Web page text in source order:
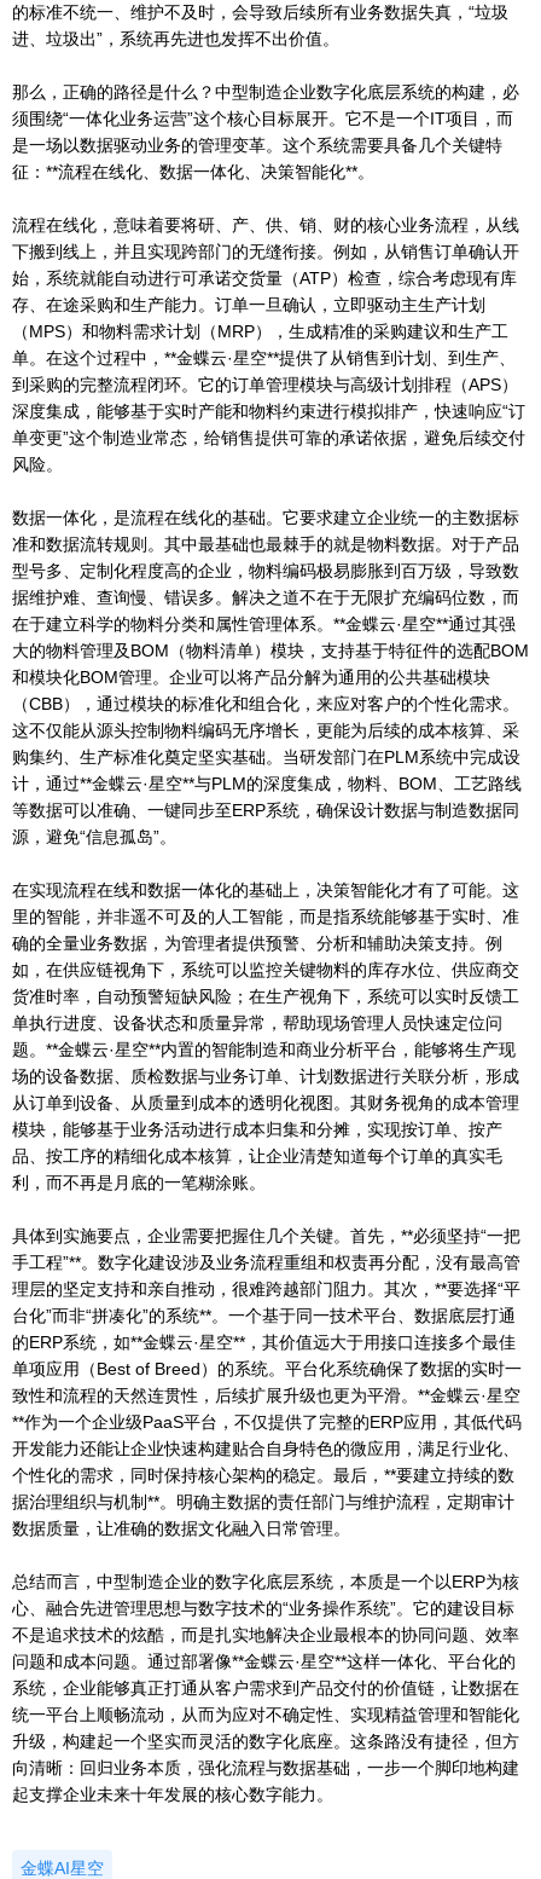
的标准不统一、维护不及时，会导致后续所有业务数据失真，“垃圾
进、垃圾出”，系统再先进也发挥不出价值。
那么，正确的路径是什么？中型制造企业数字化底层系统的构建，必
须围绕“一体化业务运营”这个核心目标展开。它不是一个IT项目，而
是一场以数据驱动业务的管理变革。这个系统需要具备几个关键特
征：**流程在线化、数据一体化、决策智能化**。
流程在线化，意味着要将研、产、供、销、财的核心业务流程，从线
下搬到线上，并且实现跨部门的无缝衔接。例如，从销售订单确认开
始，系统就能自动进行可承诺交货量（ATP）检查，综合考虑现有库
存、在途采购和生产能力。订单一旦确认，立即驱动主生产计划
（MPS）和物料需求计划（MRP），生成精准的采购建议和生产工
单。在这个过程中，**金蝶云·星空**提供了从销售到计划、到生产、
到采购的完整流程闭环。它的订单管理模块与高级计划排程（APS）
深度集成，能够基于实时产能和物料约束进行模拟排产，快速响应“订
单变更”这个制造业常态，给销售提供可靠的承诺依据，避免后续交付
风险。
数据一体化，是流程在线化的基础。它要求建立企业统一的主数据标
准和数据流转规则。其中最基础也最棘手的就是物料数据。对于产品
型号多、定制化程度高的企业，物料编码极易膨胀到百万级，导致数
据维护难、查询慢、错误多。解决之道不在于无限扩充编码位数，而
在于建立科学的物料分类和属性管理体系。**金蝶云·星空**通过其强
大的物料管理及BOM（物料清单）模块，支持基于特征件的选配BOM
和模块化BOM管理。企业可以将产品分解为通用的公共基础模块
（CBB），通过模块的标准化和组合化，来应对客户的个性化需求。
这不仅能从源头控制物料编码无序增长，更能为后续的成本核算、采
购集约、生产标准化奠定坚实基础。当研发部门在PLM系统中完成设
计，通过**金蝶云·星空**与PLM的深度集成，物料、BOM、工艺路线
等数据可以准确、一键同步至ERP系统，确保设计数据与制造数据同
源，避免“信息孤岛”。
在实现流程在线和数据一体化的基础上，决策智能化才有了可能。这
里的智能，并非遥不可及的人工智能，而是指系统能够基于实时、准
确的全量业务数据，为管理者提供预警、分析和辅助决策支持。例
如，在供应链视角下，系统可以监控关键物料的库存水位、供应商交
货准时率，自动预警短缺风险；在生产视角下，系统可以实时反馈工
单执行进度、设备状态和质量异常，帮助现场管理人员快速定位问
题。**金蝶云·星空**内置的智能制造和商业分析平台，能够将生产现
场的设备数据、质检数据与业务订单、计划数据进行关联分析，形成
从订单到设备、从质量到成本的透明化视图。其财务视角的成本管理
模块，能够基于业务活动进行成本归集和分摊，实现按订单、按产
品、按工序的精细化成本核算，让企业清楚知道每个订单的真实毛
利，而不再是月底的一笔糊涂账。
具体到实施要点，企业需要把握住几个关键。首先，**必须坚持“一把
手工程”**。数字化建设涉及业务流程重组和权责再分配，没有最高管
理层的坚定支持和亲自推动，很难跨越部门阻力。其次，**要选择“平
台化”而非“拼凑化”的系统**。一个基于同一技术平台、数据底层打通
的ERP系统，如**金蝶云·星空**，其价值远大于用接口连接多个最佳
单项应用（Best of Breed）的系统。平台化系统确保了数据的实时一
致性和流程的天然连贯性，后续扩展升级也更为平滑。**金蝶云·星空
**作为一个企业级PaaS平台，不仅提供了完整的ERP应用，其低代码
开发能力还能让企业快速构建贴合自身特色的微应用，满足行业化、
个性化的需求，同时保持核心架构的稳定。最后，**要建立持续的数
据治理组织与机制**。明确主数据的责任部门与维护流程，定期审计
数据质量，让准确的数据文化融入日常管理。
总结而言，中型制造企业的数字化底层系统，本质是一个以ERP为核
心、融合先进管理思想与数字技术的“业务操作系统”。它的建设目标
不是追求技术的炫酷，而是扎实地解决企业最根本的协同问题、效率
问题和成本问题。通过部署像**金蝶云·星空**这样一体化、平台化的
系统，企业能够真正打通从客户需求到产品交付的价值链，让数据在
统一平台上顺畅流动，从而为应对不确定性、实现精益管理和智能化
升级，构建起一个坚实而灵活的数字化底座。这条路没有捷径，但方
向清晰：回归业务本质，强化流程与数据基础，一步一个脚印地构建
起支撑企业未来十年发展的核心数字能力。
金蝶AI星空